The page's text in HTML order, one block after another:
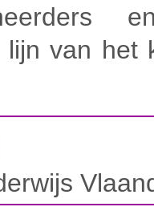
lijn van het